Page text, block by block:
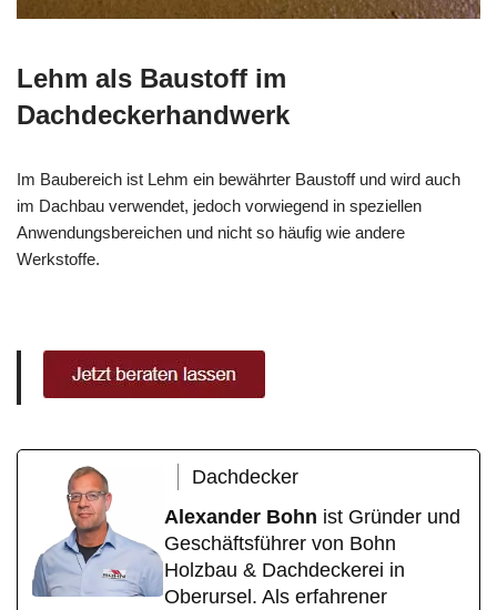
Lehm als Baustoff im
Dachdeckerhandwerk
Im Baubereich ist Lehm ein bewährter Baustoff und wird auch
im Dachbau verwendet, jedoch vorwiegend in speziellen
Anwendungsbereichen und nicht so häufig wie andere
Werkstoffe.
Dachdecker
Alexander Bohn ist Gründer und
Geschäftsführer von Bohn
Holzbau & Dachdeckerei in
Oberursel. Als erfahrener